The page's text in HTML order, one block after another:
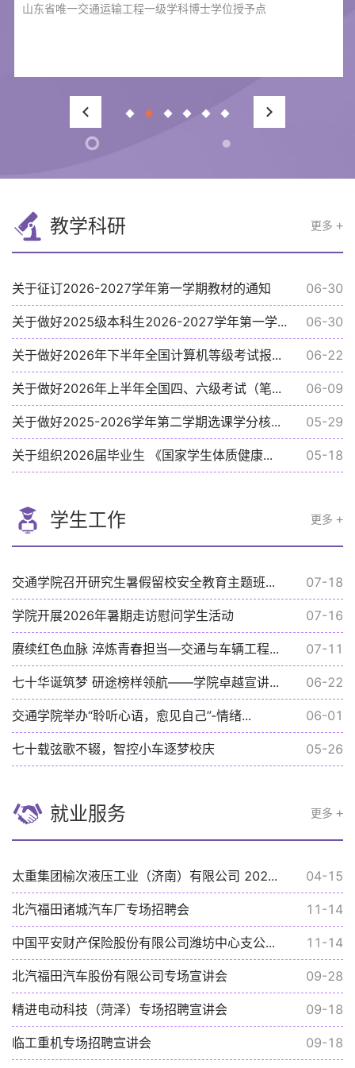
山东省唯一交通运输工程一级学科博士学位授予点
教学科研 更多
关于征订2026-2027学年第一学期教材的通知 06-30
关于做好2025级本科生2026-2027学年第一学... 06-30
关于做好2026年下半年全国计算机等级考试报... 06-22
关于做好2026年上半年全国四、六级考试（笔... 06-09
关于做好2025-2026学年第二学期选课学分核... 05-29
关于组织2026届毕业生 《国家学生体质健康... 05-18
学生工作 更多
交通学院召开研究生暑假留校安全教育主题班... 07-18
学院开展2026年暑期走访慰问学生活动 07-16
赓续红色血脉 淬炼青春担当—交通与车辆工程... 07-11
七十华诞筑梦 研途榜样领航——学院卓越宣讲... 06-22
交通学院举办“聆听心语，愈见自己”-情绪... 06-01
七十载弦歌不辍，智控小车逐梦校庆 05-26
就业服务 更多
太重集团榆次液压工业（济南）有限公司 202... 04-15
北汽福田诸城汽车厂专场招聘会 11-14
中国平安财产保险股份有限公司潍坊中心支公... 11-14
北汽福田汽车股份有限公司专场宣讲会 09-28
精进电动科技（菏泽）专场招聘宣讲会 09-18
临工重机专场招聘宣讲会 09-18